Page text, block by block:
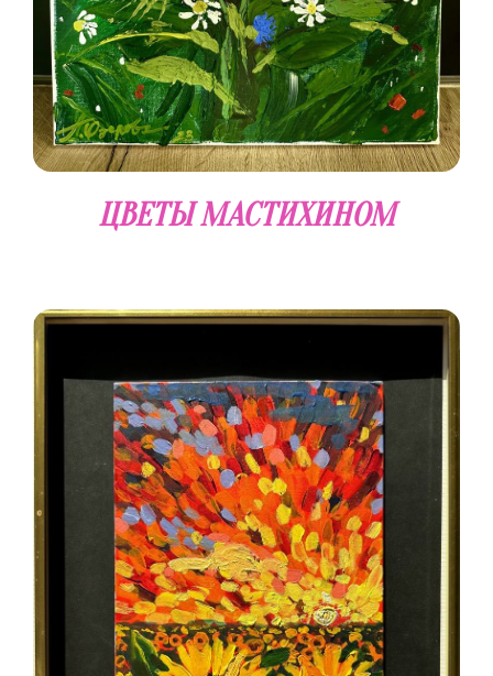
ЦВЕТЫ МАСТИХИНОМ